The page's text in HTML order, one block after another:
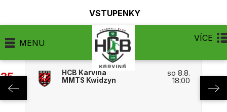
VSTUPENKY
MENU VÍCE
HCB Karviná
MMTS Kwidzyn
so 8.8.
18:00